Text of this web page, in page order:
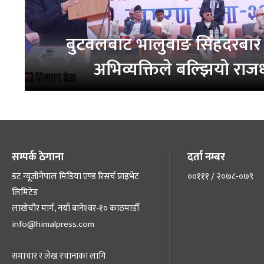
बुटवलबाट भालुवाङ
अभिव्यक्तिले बल्झियो
सम्पर्क ठेगाना
डट न्यूजीनेपाल मिडिया एण्ड रिसर्च प्राइभेट
लिमिटेड
लाखेचौर मार्ग, नयाँ बानेश्‍वर-१० काठमाडौँ
info@himalpress.com
समाचार र लेख रचानाका लागि
दर्ता नम्बर
००१११ / २०७८-०७९